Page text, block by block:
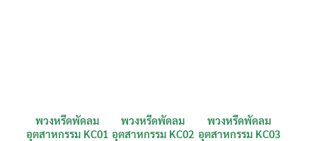
พวงหรีดพัดลม
อุตสาหกรรม KC01
พวงหรีดพัดลม
อุตสาหกรรม KC02
พวงหรีดพัดลม
อุตสาหกรรม KC03